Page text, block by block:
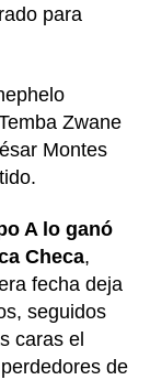
para
Zwane
Montes
A lo ganó
Checa,
fecha deja
seguidos
caras el
de